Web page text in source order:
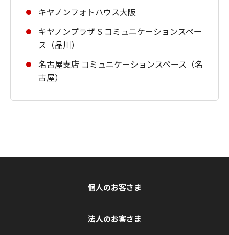
キヤノンフォトハウス大阪
キヤノンプラザ S コミュニケーションスペー
ス（品川）
名古屋支店 コミュニケーションスペース（名
古屋）
個人のお客さま
法人のお客さま